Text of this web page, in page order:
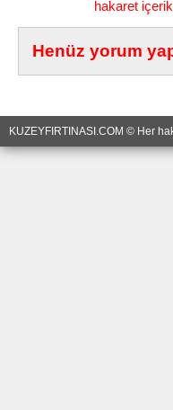
hakaret
Henüz yorum
KUZEYFIRTINASI.COM © Her